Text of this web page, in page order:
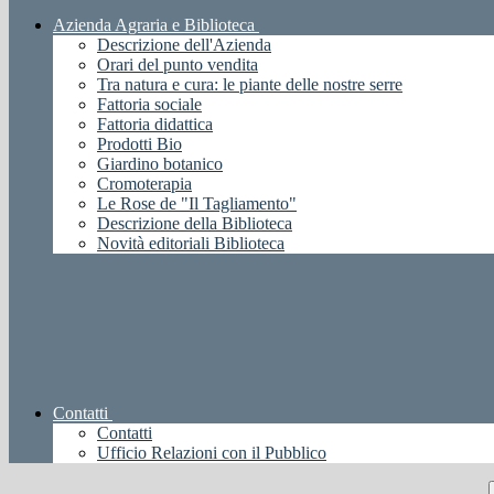
Azienda Agraria e Biblioteca
Descrizione dell'Azienda
Orari del punto vendita
Tra natura e cura: le piante delle nostre serre
Fattoria sociale
Fattoria didattica
Prodotti Bio
Giardino botanico
Cromoterapia
Le Rose de "Il Tagliamento"
Descrizione della Biblioteca
Novità editoriali Biblioteca
Contatti
Contatti
Ufficio Relazioni con il Pubblico